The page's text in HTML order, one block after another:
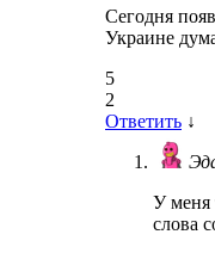
Сегодня
Украине
5
2
Ответить ↓
У меня
слова